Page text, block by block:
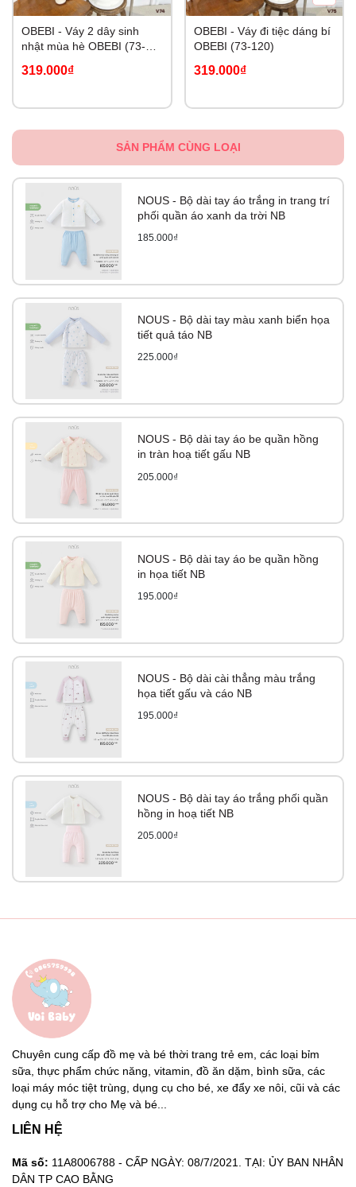
OBEBI - Váy 2 dây sinh
nhật mùa hè OBEBI (73-
319.000₫
OBEBI - Váy đi tiệc dáng bí
OBEBI (73-120)
319.000₫
SẢN PHẨM CÙNG LOẠI
NOUS - Bộ dài tay áo trắng in trang trí
phối quần áo xanh da trời NB
185.000₫
NOUS - Bộ dài tay màu xanh biển họa
tiết quả táo NB
225.000₫
NOUS - Bộ dài tay áo be quần hồng
in tràn hoạ tiết gấu NB
205.000₫
NOUS - Bộ dài tay áo be quần hồng
in họa tiết NB
195.000₫
NOUS - Bộ dài cài thẳng màu trắng
họa tiết gấu và cáo NB
195.000₫
NOUS - Bộ dài tay áo trắng phối quần
hồng in hoạ tiết NB
205.000₫
Chuyên cung cấp đồ mẹ và bé thời trang trẻ em, các loại bỉm
sữa, thực phẩm chức năng, vitamin, đồ ăn dặm, bình sữa, các
loại máy móc tiệt trùng, dụng cụ cho bé, xe đẩy xe nôi, cũi và các
dụng cụ hỗ trợ cho Mẹ và bé...
LIÊN HỆ
Mã số: 11A8006788 - CẤP NGÀY: 08/7/2021. TẠI: ỦY BAN NHÂN
DÂN TP CAO BẰNG